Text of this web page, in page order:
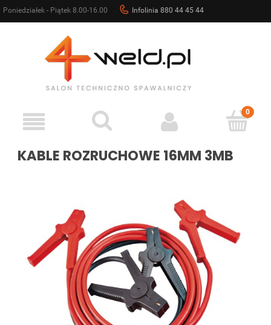
Poniedziałek - Piątek 8.00-16.00 Infolinia 880 44 45 44
KABLE ROZRUCHOWE 16MM 3MB